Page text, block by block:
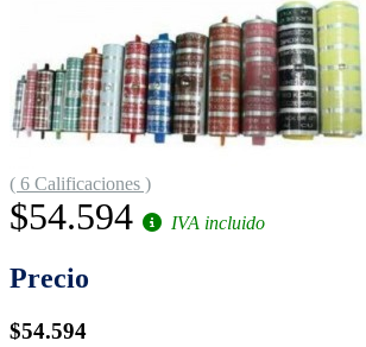
( 6 Calificaciones )
$54.594 IVA incluido
Precio
$54.594